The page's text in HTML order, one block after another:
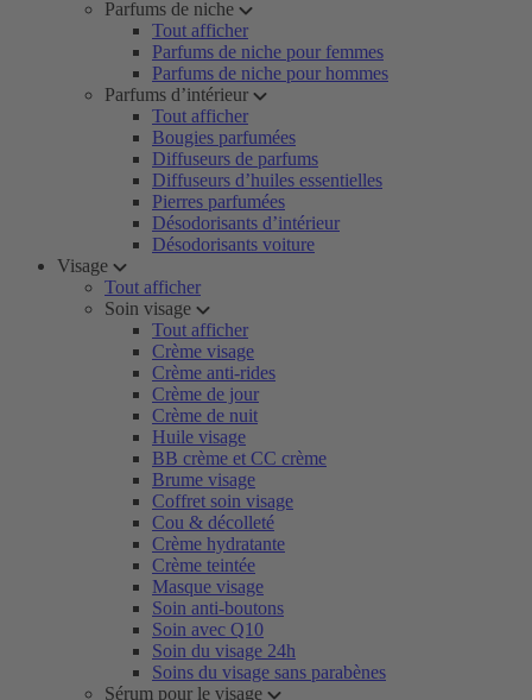
Parfums de niche
Tout afficher
Parfums de niche pour femmes
Parfums de niche pour hommes
Parfums d’intérieur
Tout afficher
Bougies parfumées
Diffuseurs de parfums
Diffuseurs d’huiles essentielles
Pierres parfumées
Désodorisants d’intérieur
Désodorisants voiture
Visage
Tout afficher
Soin visage
Tout afficher
Crème visage
Crème anti-rides
Crème de jour
Crème de nuit
Huile visage
BB crème et CC crème
Brume visage
Coffret soin visage
Cou & décolleté
Crème hydratante
Crème teintée
Masque visage
Soin anti-boutons
Soin avec Q10
Soin du visage 24h
Soins du visage sans parabènes
Sérum pour le visage